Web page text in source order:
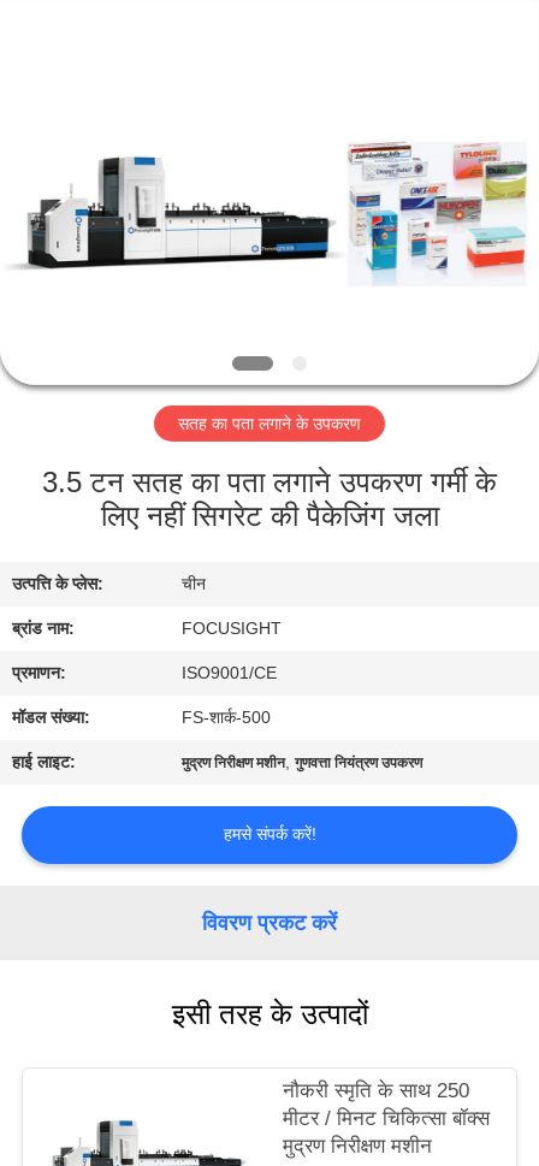
उत्पादों
हमारे
में
भ्रमण
नियंत्रण
संपर्क
करें
एक
सतह का पता लगाने के उपकरण
3.5 टन सतह का पता लगाने उपकरण गर्मी के
लिए नहीं सिगरेट की पैकेजिंग जला
उत्पत्ति के प्लेस: चीन
ब्रांड नाम: FOCUSIGHT
प्रमाणन: ISO9001/CE
मॉडल संख्या: FS-शार्क-500
हाई लाइट: मुद्रण निरीक्षण मशीन,गुणवत्ता नियंत्रण उपकरण
हमसे संपर्क करें!
विवरण प्रकट करें
इसी तरह के उत्पादों
नौकरी स्मृति के साथ 250
मीटर / मिनट चिकित्सा बॉक्स
मुद्रण निरीक्षण मशीन